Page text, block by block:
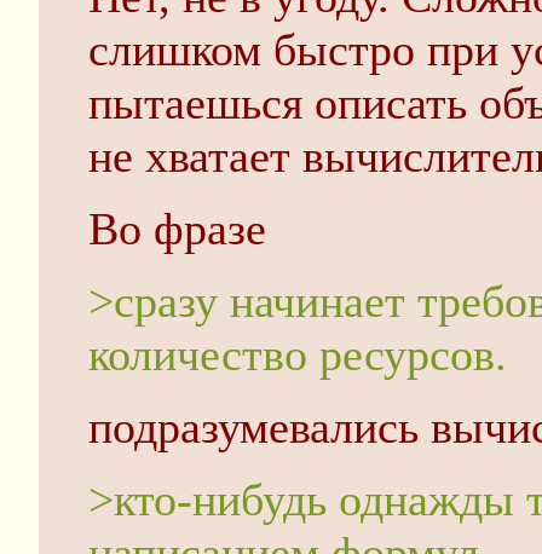
слишком быстро при
пытаешься описать
не хватает
Во фразе
>сразу начинает
количество ресурсов.
подразумевались
>кто-нибудь однажды